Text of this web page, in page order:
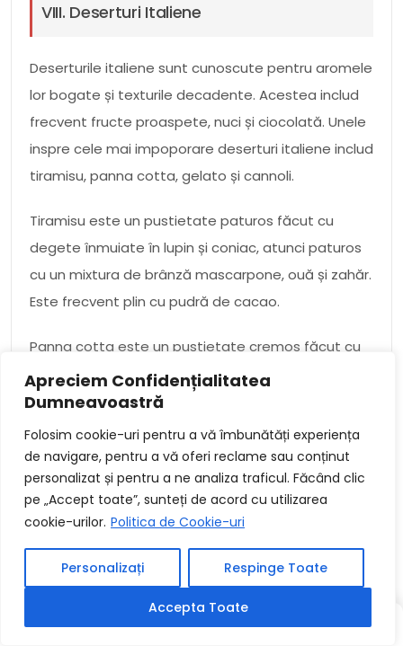
Apreciem Confidențialitatea
Dumneavoastră
Folosim cookie-uri pentru a vă îmbunătăți experiența
de navigare, pentru a vă oferi reclame sau conținut
personalizat și pentru a ne analiza traficul. Făcând clic
pe „Accept toate”, sunteți de acord cu utilizarea
cookie-urilor. Politica de Cookie-uri
Personalizați Respinge Toate
Accepta Toate
VIII. Deserturi Italiene
Deserturile italiene sunt cunoscute pentru aromele
lor bogate și texturile decadente. Acestea includ
frecvent fructe proaspete, nuci și ciocolată. Unele
inspre cele mai impoporare deserturi italiene includ
tiramisu, panna cotta, gelato și cannoli.
Tiramisu este un pustietate paturos făcut cu
degete înmuiate în lupin și coniac, atunci paturos
cu un mixtura de brânză mascarpone, ouă și zahăr.
Este frecvent plin cu pudră de cacao.
Panna cotta este un pustietate cremos făcut cu
buruiana-magareasca;, smântână, zahăr și
gelatină. De traditie, este ospatare cu un sos din
fructe sau ciocolată.
Gelato este un pustietate inghetat făcut cu
buruiana-magareasca;, smântână, zahăr și arome.
Se servește de traditie în conuri sau gentiana.
Cannoli sunt produse de placintarie prăjite
umplute cu o umplutură delicat de brânză ricotta.
Acestea sunt frecvent acoperite cu sos de